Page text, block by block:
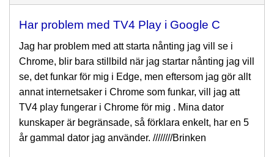
• Glömt lösenord?
Har problem med TV4 Play i Google C
Jag har problem med att starta nånting jag vill se i
Chrome, blir bara stillbild när jag startar nånting jag vill
se, det funkar för mig i Edge, men eftersom jag gör allt
annat internetsaker i Chrome som funkar, vill jag att
TV4 play fungerar i Chrome för mig . Mina dator
kunskaper är begränsade, så förklara enkelt, har en 5
år gammal dator jag använder. ////////Brinken